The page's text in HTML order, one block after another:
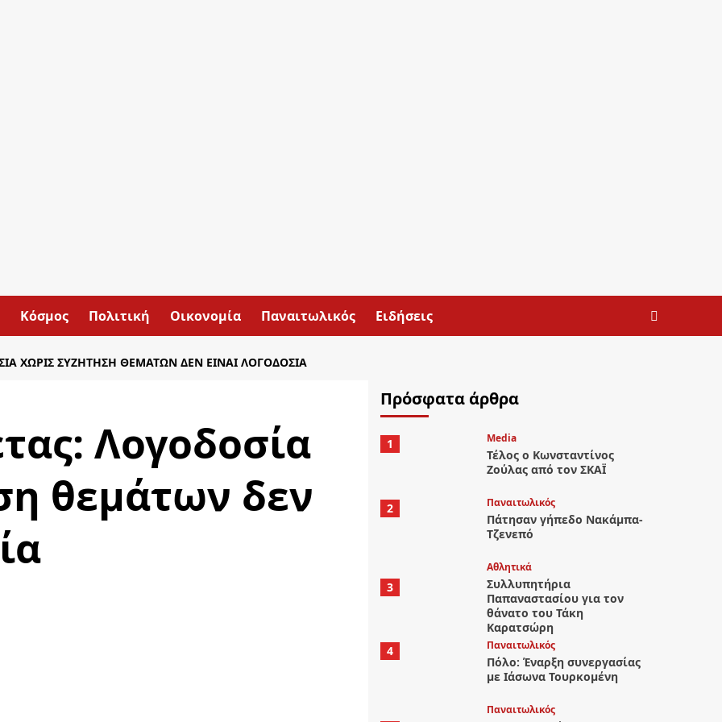
Κόσμος Πολιτική Οικονομία Παναιτωλικός Ειδήσεις
ΧΩΡΊΣ ΣΥΖΉΤΗΣΗ ΘΕΜΆΤΩΝ ΔΕΝ ΕΊΝΑΙ ΛΟΓΟΔΟΣΊΑ
Λογοδοσία
θεμάτων δεν
Πρόσφατα άρθρα
1 Media
Τέλος ο Κωνσταντίνος
Ζούλας από τον ΣΚΑΪ
2 Παναιτωλικός
Πάτησαν γήπεδο Νακάμπα-
Τζενεπό
3
Αθλητικά
Συλλυπητήρια
Παπαναστασίου για τον
θάνατο του Τάκη
Καρατσώρη
4
Παναιτωλικός
Πόλο: Έναρξη συνεργασίας
με Ιάσωνα Τουρκομένη
Παναιτωλικός